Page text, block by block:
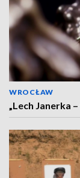
WROCŁAW
„Lech Janerka